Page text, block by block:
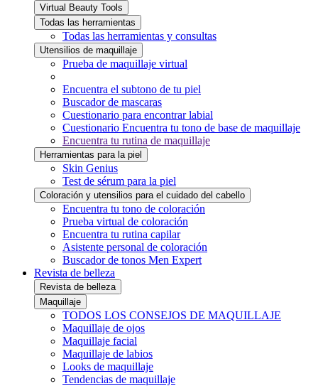
Virtual Beauty Tools
Todas las herramientas
Todas las herramientas y consultas
Utensilios de maquillaje
Prueba de maquillaje virtual
Encuentra el subtono de tu piel
Buscador de mascaras
Cuestionario para encontrar labial
Cuestionario Encuentra tu tono de base de maquillaje
Encuentra tu rutina de maquillaje
Herramientas para la piel
Skin Genius
Test de sérum para la piel
Coloración y utensilios para el cuidado del cabello
Encuentra tu tono de coloración
Prueba virtual de coloración
Encuentra tu rutina capilar
Asistente personal de coloración
Buscador de tonos Men Expert
Revista de belleza
Revista de belleza
Maquillaje
TODOS LOS CONSEJOS DE MAQUILLAJE
Maquillaje de ojos
Maquillaje facial
Maquillaje de labios
Looks de maquillaje
Tendencias de maquillaje